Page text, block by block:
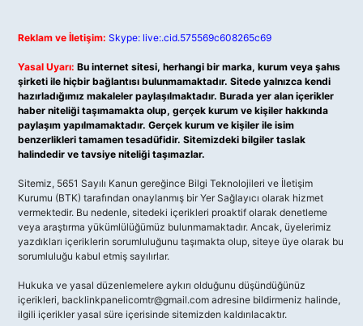
Reklam ve İletişim: Skype: live:.cid.575569c608265c69
Yasal Uyarı: Bu internet sitesi, herhangi bir marka, kurum veya şahıs
şirketi ile hiçbir bağlantısı bulunmamaktadır. Sitede yalnızca kendi
hazırladığımız makaleler paylaşılmaktadır. Burada yer alan içerikler
haber niteliği taşımamakta olup, gerçek kurum ve kişiler hakkında
paylaşım yapılmamaktadır. Gerçek kurum ve kişiler ile isim
benzerlikleri tamamen tesadüfidir. Sitemizdeki bilgiler taslak
halindedir ve tavsiye niteliği taşımazlar.
Sitemiz, 5651 Sayılı Kanun gereğince Bilgi Teknolojileri ve İletişim
Kurumu (BTK) tarafından onaylanmış bir Yer Sağlayıcı olarak hizmet
vermektedir. Bu nedenle, sitedeki içerikleri proaktif olarak denetleme
veya araştırma yükümlülüğümüz bulunmamaktadır. Ancak, üyelerimiz
yazdıkları içeriklerin sorumluluğunu taşımakta olup, siteye üye olarak bu
sorumluluğu kabul etmiş sayılırlar.
Hukuka ve yasal düzenlemelere aykırı olduğunu düşündüğünüz
içerikleri, backlinkpanelicomtr@gmail.com adresine bildirmeniz halinde,
ilgili içerikler yasal süre içerisinde sitemizden kaldırılacaktır.